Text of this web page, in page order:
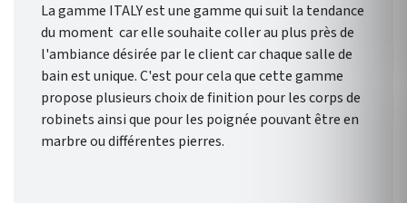
La gamme ITALY est une gamme qui suit la tendance
du moment car elle souhaite coller au plus près de
l'ambiance désirée par le client car chaque salle de
bain est unique. C'est pour cela que cette gamme
propose plusieurs choix de finition pour les corps de
robinets ainsi que pour les poignée pouvant être en
marbre ou différentes pierres.